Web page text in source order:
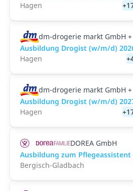
Hagen
dm-drogerie markt GmbH +
Ausbildung Drogist (w/m/d)
Hagen
dm-drogerie markt GmbH +
Ausbildung Drogist (w/m/d)
Hagen
DOREA GmbH
Ausbildung zum
Bergisch-Gladbach